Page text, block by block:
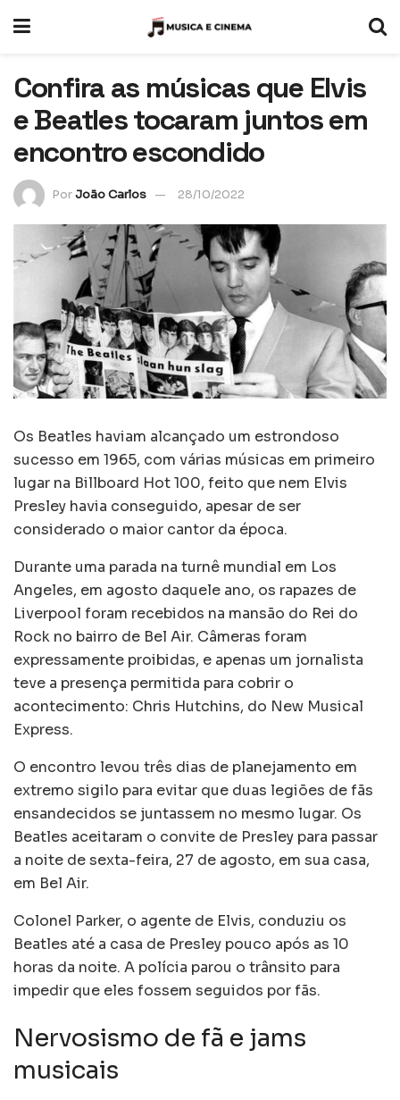
Confira as músicas que Elvis
e Beatles tocaram juntos em
encontro escondido
PorJoão Carlos 28/10/2022
Os Beatles haviam alcançado um estrondoso
sucesso em 1965, com várias músicas em primeiro
lugar na Billboard Hot 100, feito que nem Elvis
Presley havia conseguido, apesar de ser
considerado o maior cantor da época.
Durante uma parada na turnê mundial em Los
Angeles, em agosto daquele ano, os rapazes de
Liverpool foram recebidos na mansão do Rei do
Rock no bairro de Bel Air. Câmeras foram
expressamente proibidas, e apenas um jornalista
teve a presença permitida para cobrir o
acontecimento: Chris Hutchins, do New Musical
Express.
O encontro levou três dias de planejamento em
extremo sigilo para evitar que duas legiões de fãs
ensandecidos se juntassem no mesmo lugar. Os
Beatles aceitaram o convite de Presley para passar
a noite de sexta-feira, 27 de agosto, em sua casa,
em Bel Air.
Colonel Parker, o agente de Elvis, conduziu os
Beatles até a casa de Presley pouco após as 10
horas da noite. A polícia parou o trânsito para
impedir que eles fossem seguidos por fãs.
Nervosismo de fã e jams
musicais